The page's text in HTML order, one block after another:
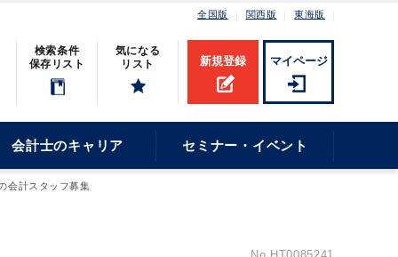
全国版 関西版 東海版
検索条件
保存リスト
気になる
リスト
新規登録 マイページ
会計士のキャリア セミナー・イベント
会計スタッフ募集